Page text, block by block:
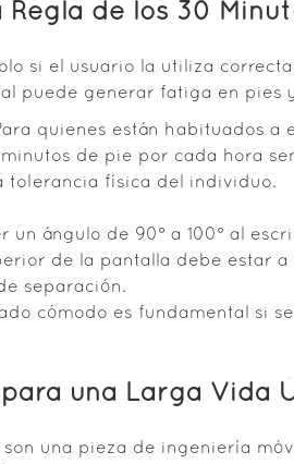
Regla de los 30
si el usuario la utiliza
puede generar fatiga en pies
quienes están habituados a
de pie por cada hora
tolerancia física del individuo.
un ángulo de 90° a 100° al
de la pantalla debe estar
separación.
cómodo es fundamental si
una Larga Vida
son una pieza de ingeniería